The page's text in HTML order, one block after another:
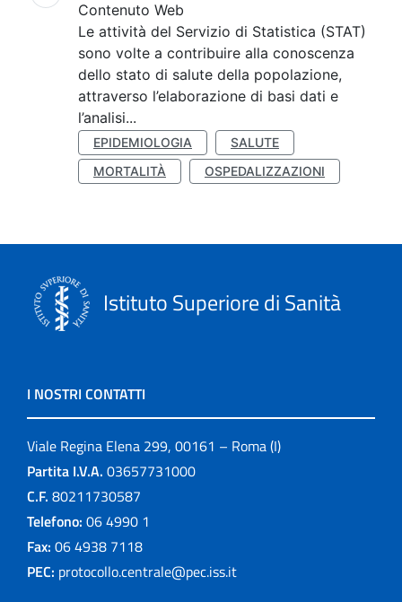
Contenuto Web
Le attività del Servizio di Statistica (STAT)
sono volte a contribuire alla conoscenza
dello stato di salute della popolazione,
attraverso l’elaborazione di basi dati e
l’analisi...
EPIDEMIOLOGIA
SALUTE
MORTALITÀ
OSPEDALIZZAZIONI
Istituto Superiore di Sanità
I NOSTRI CONTATTI
Viale Regina Elena 299, 00161 – Roma (I)
Partita I.V.A. 03657731000
C.F. 80211730587
Telefono: 06 4990 1
Fax: 06 4938 7118
PEC: protocollo.centrale@pec.iss.it